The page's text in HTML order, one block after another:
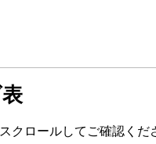
クロールしてご確認くだ